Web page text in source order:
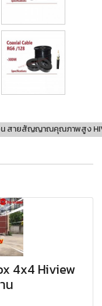
สายสัญญาณคุณภาพสูง
4x4 Hiview
น